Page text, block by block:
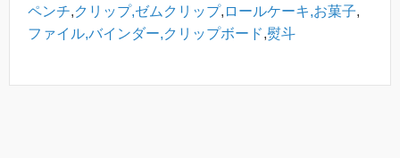
ペンチ,クリップ,ゼムクリップ, ロールケーキ,お菓子,
ファイル,バインダー,クリップボード,熨斗